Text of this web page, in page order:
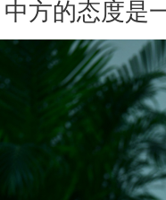
方的态度是